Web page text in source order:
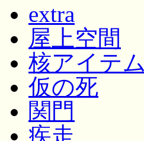
extra
屋上空間
核アイテム
仮の死
関門
疾走